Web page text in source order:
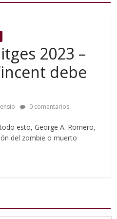
2023 –
debe
0 comentarios
esto, George A. Romero,
del zombie o muerto